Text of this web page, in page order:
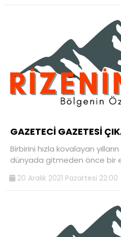
GAZETECİ GAZETESİ
Birbirini hızla kovalayan
dünyada gitmeden önce bir
20 Aralık 2021 Pazartesi 22:00